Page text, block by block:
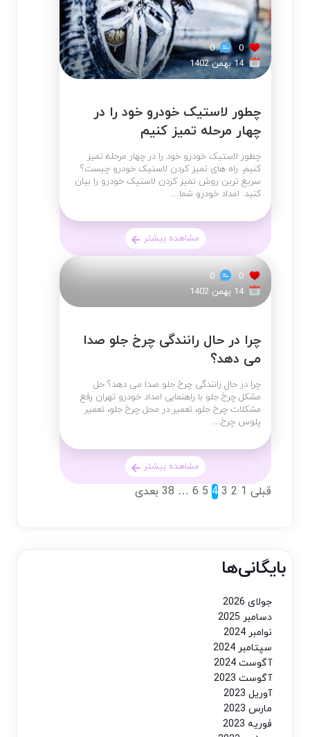
0
0
14 بهمن 1402
چطور لاستیک خودرو خود را در
چهار مرحله تمیز کنیم
چطور لاستیک خودرو خود را در چهار مرحله تمیز
کنیم. راه های تمیز کردن لاستیک خودرو چیست؟
سریع ترین روش تمیز کردن لاستیک خودرو را بیان
کنید. امداد خودرو شما…
مشاهده بیشتر
0
0
14 بهمن 1402
چرا در حال رانندگی چرخ جلو صدا
می دهد؟
چرا در حال رانندگی چرخ جلو صدا می دهد؟ حل
مشکل چرخ جلو با راهنمایی امداد خودرو تهران رفع
مشکلات چرخ جلو، تعمیر در محل چرخ جلو، تعمیر
پلوس چرخ…
مشاهده بیشتر
قبلی 1
2
3
4
5
6
…
38 بعدی
بایگانی‌ها
جولای 2026
دسامبر 2025
نوامبر 2024
سپتامبر 2024
آگوست 2024
آگوست 2023
آوریل 2023
مارس 2023
فوریه 2023